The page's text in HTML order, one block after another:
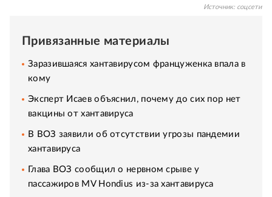
Источник: соцсети
Привязанные материалы
Заразившаяся хантавирусом француженка впала в
кому
Эксперт Исаев объяснил, почему до сих пор нет
вакцины от хантавируса
В ВОЗ заявили об отсутствии угрозы пандемии
хантавируса
Глава ВОЗ сообщил о нервном срыве у
пассажиров MV Hondius из-за хантавируса